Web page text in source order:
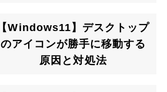
【Windows11】デスクトップ
のアイコンが勝手に移動する
原因と対処法